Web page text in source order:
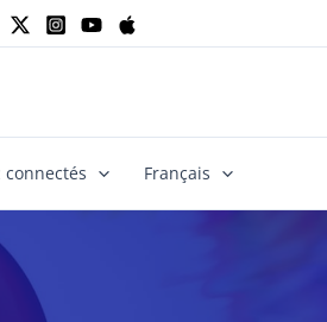
connectés Français